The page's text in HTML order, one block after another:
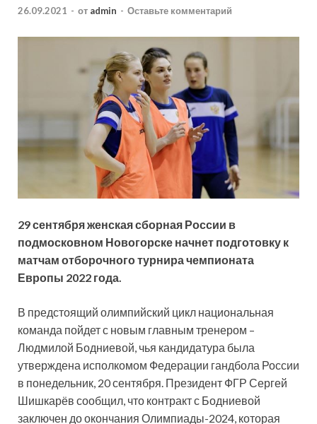
26.09.2021 - от admin - Оставьте комментарий
29 сентября женская сборная России в
подмосковном Новогорске начнет подготовку к
матчам отборочного турнира чемпионата
Европы 2022 года.
В предстоящий олимпийский цикл национальная
команда пойдет с новым главным тренером –
Людмилой Бодниевой, чья кандидатура была
утверждена исполкомом Федерации гандбола России
в понедельник, 20 сентября. Президент ФГР Сергей
Шишкарёв сообщил, что контракт с Бодниевой
заключен до окончания Олимпиады-2024, которая